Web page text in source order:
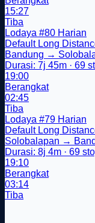
15:27
Tiba
Lodaya #80 Harian
Default Long
Bandung →
Durasi: 7j 45m · 69
19:00
Berangkat
02:45
Tiba
Lodaya #79 Harian
Default Long
Solobalapan →
Durasi: 8j 4m · 69
19:10
Berangkat
03:14
Tiba